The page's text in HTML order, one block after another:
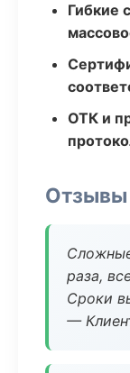
Гибкие
ОТК и
Отзывы
раза,
Сроки
—